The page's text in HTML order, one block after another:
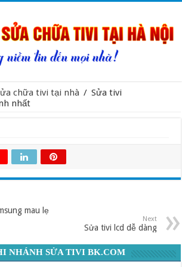
chữa tivi tại nhà / Sửa tivi
nhất
mau lẹ
Next
Sửa tivi lcd dễ dàng
NHÁNH SỬA TIVI BK.COM